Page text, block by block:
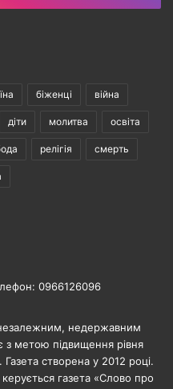
біженці війна
діти молитва освіта
релігія смерть
0966126096
недержавним
з метою підвищення рівня
Газета створена у 2012 році.
газета «Слово про